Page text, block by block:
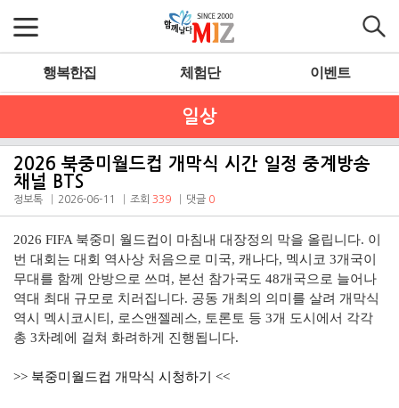
행복한집 체험단 이벤트
일상
2026 북중미월드컵 개막식 시간 일정 중계방송
채널 BTS
정보톡 2026-06-11 조회 339 댓글 0
2026 FIFA 북중미 월드컵이 마침내 대장정의 막을 올립니다. 이
번 대회는 대회 역사상 처음으로 미국, 캐나다, 멕시코 3개국이
무대를 함께 안방으로 쓰며, 본선 참가국도 48개국으로 늘어나
역대 최대 규모로 치러집니다. 공동 개최의 의미를 살려 개막식
역시 멕시코시티, 로스앤젤레스, 토론토 등 3개 도시에서 각각
총 3차례에 걸쳐 화려하게 진행됩니다.
>> 북중미월드컵 개막식 시청하기 <<